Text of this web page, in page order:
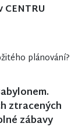
plánování?
ztracených
zábavy